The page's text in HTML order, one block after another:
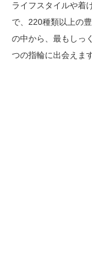
ライフスタイルや着
で、220種類以上の
の中から、最もしっ
つの指輪に出会えます